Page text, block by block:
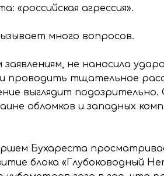
«российская агрессия».
много вопросов.
заявлениям, не наносила
проводить тщательное
выглядит
обломков и западных
Бухареста
блока «Глубоководный